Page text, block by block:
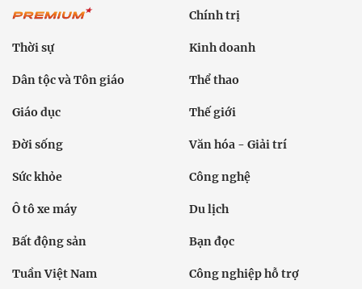
Chính trị
Thời sự Kinh doanh
Dân tộc và Tôn giáo Thể thao
Giáo dục Thế giới
Đời sống Văn hóa - Giải trí
Sức khỏe Công nghệ
Ô tô xe máy Du lịch
Bất động sản Bạn đọc
Tuần Việt Nam Công nghiệp hỗ trợ